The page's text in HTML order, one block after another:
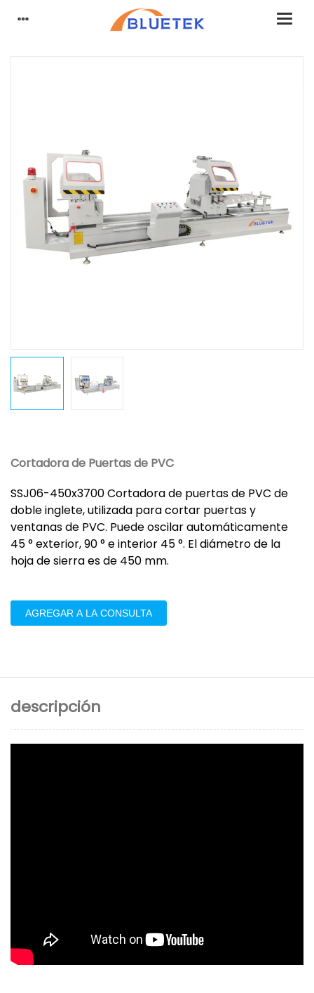
Cortadora de Puertas de PVC
SSJ06-450x3700 Cortadora de puertas de PVC de
doble inglete, utilizada para cortar puertas y
ventanas de PVC. Puede oscilar automáticamente
45 ° exterior, 90 ° e interior 45 °. El diámetro de la
hoja de sierra es de 450 mm.
AGREGAR A LA CONSULTA
descripción